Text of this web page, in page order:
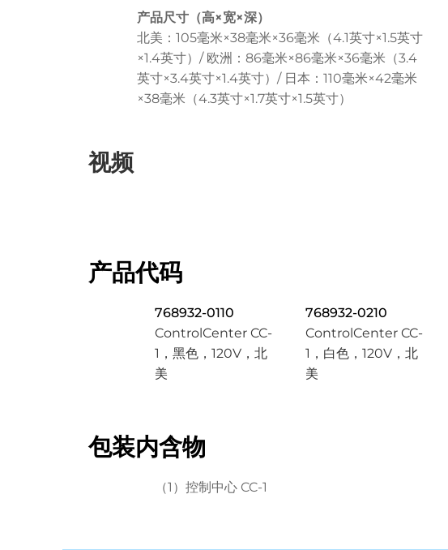
产品尺寸（高×宽×深）
北美：105毫米×38毫米×36毫米（4.1英寸×1.5英寸
×1.4英寸）/ 欧洲：86毫米×86毫米×36毫米（3.4
英寸×3.4英寸×1.4英寸）/ 日本：110毫米×42毫米
×38毫米（4.3英寸×1.7英寸×1.5英寸）
视频
产品代码
768932-0110
ControlCenter CC-
1，黑色，120V，北
美
768932-0210
ControlCenter CC-
1，白色，120V，北
美
包装内含物
（1）控制中心 CC-1